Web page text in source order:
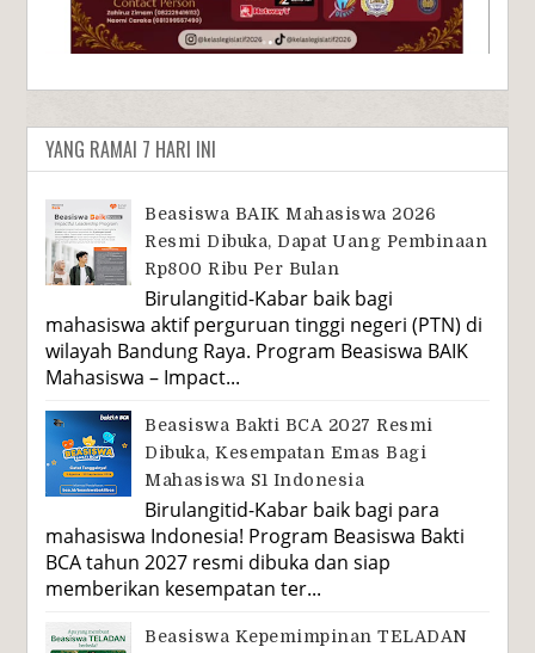
YANG RAMAI 7 HARI INI
Beasiswa BAIK Mahasiswa 2026
Resmi Dibuka, Dapat Uang Pembinaan
Rp800 Ribu Per Bulan
Birulangitid-Kabar baik bagi
mahasiswa aktif perguruan tinggi negeri (PTN) di
wilayah Bandung Raya. Program Beasiswa BAIK
Mahasiswa – Impact...
Beasiswa Bakti BCA 2027 Resmi
Dibuka, Kesempatan Emas Bagi
Mahasiswa S1 Indonesia
Birulangitid-Kabar baik bagi para
mahasiswa Indonesia! Program Beasiswa Bakti
BCA tahun 2027 resmi dibuka dan siap
memberikan kesempatan ter...
Beasiswa Kepemimpinan TELADAN